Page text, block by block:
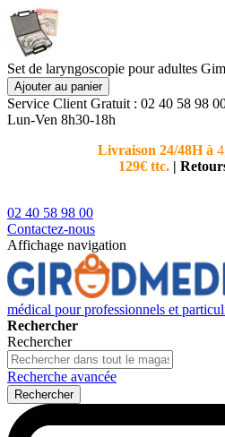
Set de laryngoscopie pour adultes
Ajouter au panier
Service Client Gratuit : 02 40 58 98
Lun-Ven 8h30-18h
Livraison 24/48H à
129€ ttc. |
02 40 58 98 00
Contactez-nous
Affichage navigation
médical pour professionnels et
Rechercher
Rechercher
Recherche avancée
Rechercher